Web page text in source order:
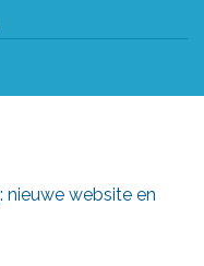
nieuwe website en